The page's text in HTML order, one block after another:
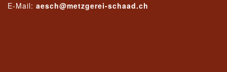
E-Mail: aesch@metzgerei-schaad.ch